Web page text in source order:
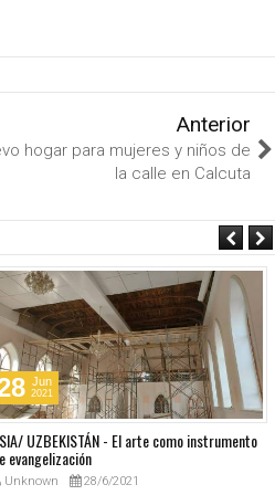
Anterior
hogar para mujeres y niños de
la calle en Calcuta
Jun
2021
UZBEKISTÁN - El arte como instrumento
evangelización
Unknown 28/6/2021